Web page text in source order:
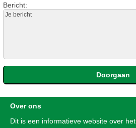
Bericht:
Over ons
Dit is een informatieve website over het